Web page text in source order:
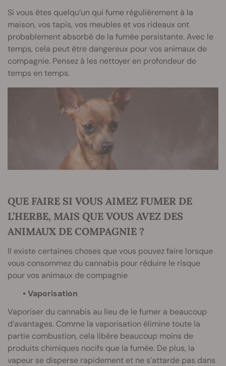
Si vous êtes quelqu’un qui fume régulièrement à la
maison, vos tapis, vos meubles et vos rideaux ont
probablement absorbé de la fumée persistante. Avec le
temps, cela peut être dangereux pour vos animaux de
compagnie. Pensez à les nettoyer en profondeur de
temps en temps.
QUE FAIRE SI VOUS AIMEZ FUMER DE
L’HERBE, MAIS QUE VOUS AVEZ DES
ANIMAUX DE COMPAGNIE ?
Il existe certaines choses que vous pouvez faire lorsque
vous consommez du cannabis pour réduire le risque
pour vos animaux de compagnie
• Vaporisation
Vaporiser du cannabis au lieu de le fumer a beaucoup
d’avantages. Comme la vaporisation élimine toute la
partie combustion, cela libère beaucoup moins de
produits chimiques nocifs que la fumée. De plus, la
vapeur se disperse rapidement et ne s’attarde pas dans